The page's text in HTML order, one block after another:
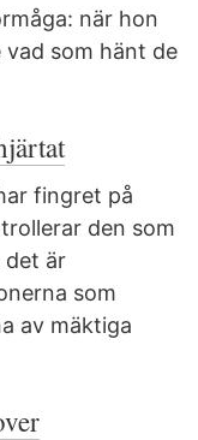
när hon
som hänt de
fingret på
den som
det är
som
av mäktiga